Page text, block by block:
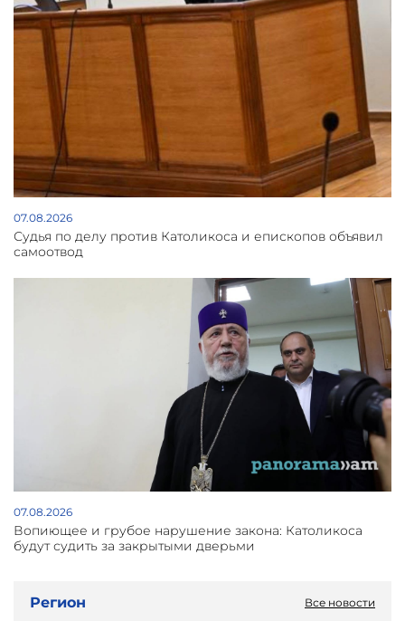
07.08.2026
Судья по делу против Католикоса и епископов объявил
самоотвод
07.08.2026
Вопиющее и грубое нарушение закона: Католикоса
будут судить за закрытыми дверьми
Регион Все новости